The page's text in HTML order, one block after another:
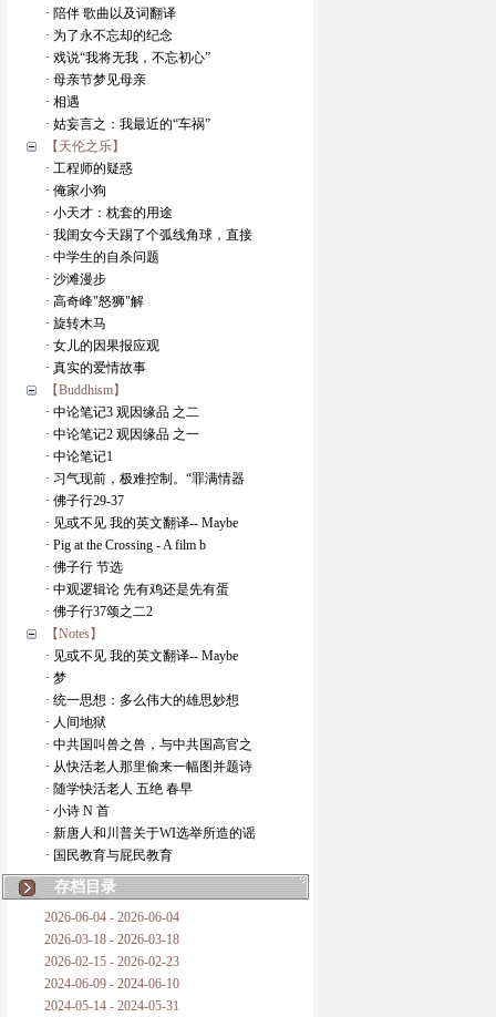
· 陪伴 歌曲以及词翻译
· 为了永不忘却的纪念
· 戏说“我将无我，不忘初心”
· 母亲节梦见母亲
· 相遇
· 姑妄言之：我最近的“车祸”
【天伦之乐】
· 工程师的疑惑
· 俺家小狗
· 小天才：枕套的用途
· 我闺女今天踢了个弧线角球，直接
· 中学生的自杀问题
· 沙滩漫步
· 高奇峰"怒狮"解
· 旋转木马
· 女儿的因果报应观
· 真实的爱情故事
【Buddhism】
· 中论笔记3 观因缘品 之二
· 中论笔记2 观因缘品 之一
· 中论笔记1
· 习气现前，极难控制。“罪满情器
· 佛子行29-37
· 见或不见 我的英文翻译-- Maybe
· Pig at the Crossing - A film b
· 佛子行 节选
· 中观逻辑论 先有鸡还是先有蛋
· 佛子行37颂之二2
【Notes】
· 见或不见 我的英文翻译-- Maybe
· 梦
· 统一思想：多么伟大的雄思妙想
· 人间地狱
· 中共国叫兽之兽，与中共国高官之
· 从快活老人那里偷来一幅图并题诗
· 随学快活老人 五绝 春早
· 小诗 N 首
· 新唐人和川普关于WI选举所造的谣
· 国民教育与屁民教育
存档目录
2026-06-04 - 2026-06-04
2026-03-18 - 2026-03-18
2026-02-15 - 2026-02-23
2024-06-09 - 2024-06-10
2024-05-14 - 2024-05-31